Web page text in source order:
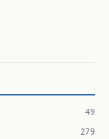
49
279